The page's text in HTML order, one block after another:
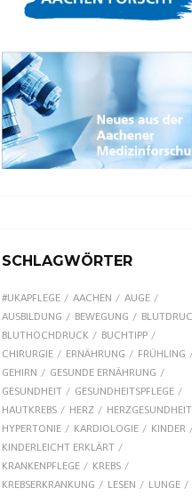
SCHLAGWÖRTER
#UKAPFLEGE AACHEN
AUGE
AUSBILDUNG
BEWEGUNG
BLUTHOCHDRUCK
BUCHTIPP
CHIRURGIE
ERNÄHRUNG
FRÜHLING
GEHIRN
GESUNDE ERNÄHRUNG
GESUNDHEIT
GESUNDHEITSPFLEGE
HAUTKREBS
HERZ
HERZGESUNDHEIT
HYPERTONIE
KARDIOLOGIE
KINDER
KINDERLEICHT ERKLÄRT
KRANKENPFLEGE
KREBS
KREBSERKRANKUNG
LESEN
LUNGE